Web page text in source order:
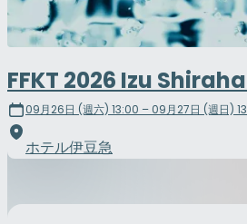
FFKT 2026 Izu
09月26日 (週六) 13:00 – 09月27日 (週日)
ホテル伊豆急